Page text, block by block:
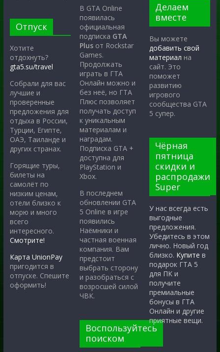
Отпуск
Хотите
отдохнуть?
gta5.su/travel
Собрали для вас
лучшие и
проверенные
предложения для
отдыха в России,
Турции, Египте,
ОАЭ, Таиланде и
других странах.
Горящие туры,
билеты на
самолёт по
низким ценам,
отели близко к
морю и много
всего
интересного.
Смотрите!
Карта UnionPay
пригодится в
отпуске. Спешите
оформить!
В GTA Online
появилась
официальная
подписка GTA
Plus от Rockstar
Games.
Продолжать
играть в ГТА
Онлайн можно и
без неё, но ГТА
Плюс позволяет
получать доступ
к уникальным
материалам и
наградам.
Подписка GTA +
доступна для
PlayStation и
Xbox.
В последнем
обновлении GTA
5 Online в игре
появились
Наёмники и
частная военная
компания. Вам
предстоит
выбрать сторону
и разобраться с
возросшей силой
ЧВК.
Воспользуйтесь
поиском
Делаем
вместе
Вы можете
добавить свой
материал на
сайт. Это
поможет
развитию
игрового
сообщества GTA
5 супер.
Чёрная
пятница
скидки и
распродажи
Super
У нас всегда есть
выгодные
предложения.
Убедитесь в этом
лично. Новый год
близко. Купите в
подарок ГТА 5
для ПК и
получите
премиальные
бонусы в ГТА
Онлайн и другие
приятные вещи.